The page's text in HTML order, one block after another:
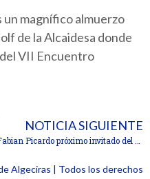
magnífico almuerzo
de la Alcaidesa donde
VII Encuentro
NOTICIA SIGUIENTE
Algeciras | Todos los derechos